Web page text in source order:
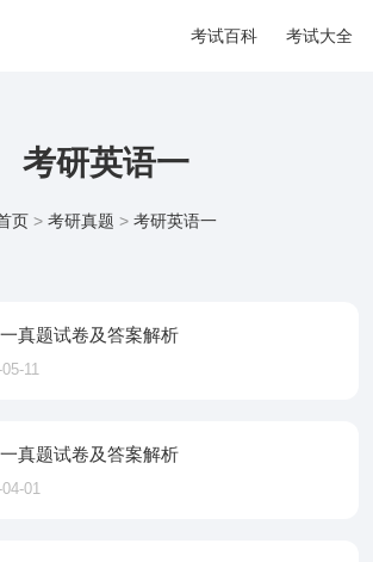
考试百科 考试大全
考研英语一
页 > 考研真题 > 考研英语一
真题试卷及答案解析
11
真题试卷及答案解析
01